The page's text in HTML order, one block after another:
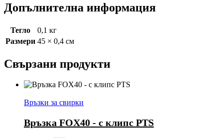
Допълнителна информация
Тегло
0,1 кг
Размери 45 × 0,4 см
Свързани продукти
Връзки за свирки
Връзка FOX40 - с клипс PTS